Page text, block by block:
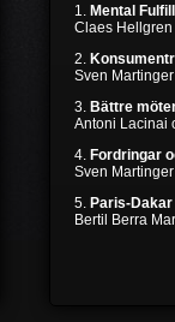
1. Mental
Claes Hellgren
2.
Sven Martinger
3. Bättre
Antoni Lacinai
4. Fordringar
Sven Martinger
5. Paris-Dakar
Bertil Berra